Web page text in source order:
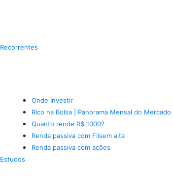
Recorrentes
Onde Investir
Rico na Bolsa | Panorama Mensal do Mercado
Quanto rende R$ 1000?
Renda passiva com Fiisem alta
Renda passiva com ações
Estudos